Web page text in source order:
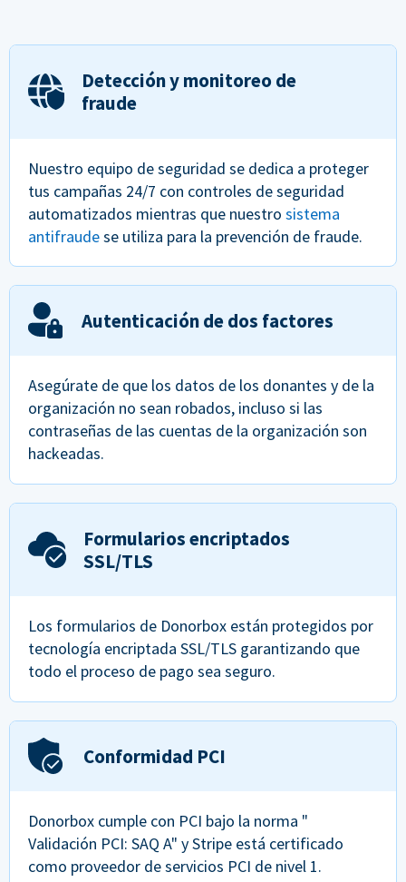
Detección y monitoreo de
fraude
Nuestro equipo de seguridad se dedica a proteger
tus campañas 24/7 con controles de seguridad
automatizados mientras que nuestro sistema
antifraudese utiliza para la prevención de fraude.
Autenticación de dos factores
Asegúrate de que los datos de los donantes y de la
organización no sean robados, incluso si las
contraseñas de las cuentas de la organización son
hackeadas.
Formularios encriptados
SSL/TLS
Los formularios de Donorbox están protegidos por
tecnología encriptada SSL/TLS garantizando que
todo el proceso de pago sea seguro.
Conformidad PCI
Donorbox cumple con PCI bajo la norma "
Validación PCI: SAQ A" y Stripe está certificado
como proveedor de servicios PCI de nivel 1.